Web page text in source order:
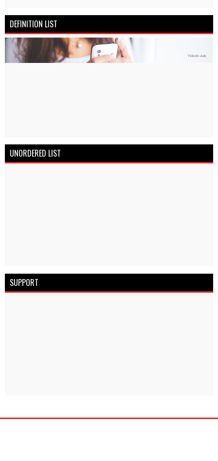
DEFINITION LIST
UNORDERED LIST
SUPPORT